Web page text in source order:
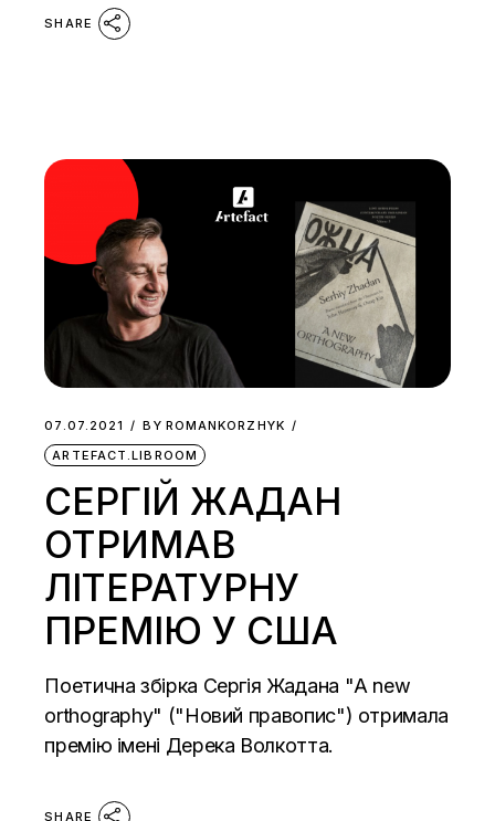
SHARE
07.07.2021 BY ROMANKORZHYK
ARTEFACT.LIBROOM
СЕРГІЙ ЖАДАН
ОТРИМАВ
ЛІТЕРАТУРНУ
ПРЕМІЮ У США
Поетична збірка Сергія Жадана "A new
orthography" ("Новий правопис") отримала
премію імені Дерека Волкотта.
SHARE